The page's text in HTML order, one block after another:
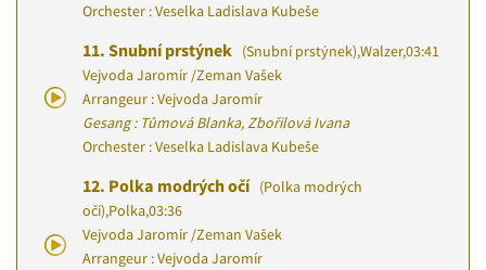
Orchester : Veselka Ladislava Kubeše
11. Snubní prstýnek (Snubní prstýnek),Walzer,03:41
Vejvoda Jaromír /Zeman Vašek
Arrangeur : Vejvoda Jaromír
Gesang : Tůmová Blanka, Zbořilová Ivana
Orchester : Veselka Ladislava Kubeše
12. Polka modrých očí (Polka modrých
očí),Polka,03:36
Vejvoda Jaromír /Zeman Vašek
Arrangeur : Vejvoda Jaromír